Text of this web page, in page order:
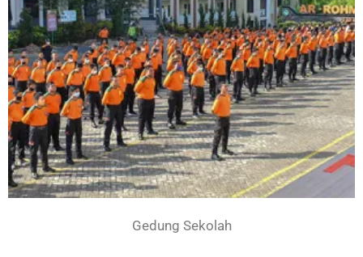
Gedung Sekolah